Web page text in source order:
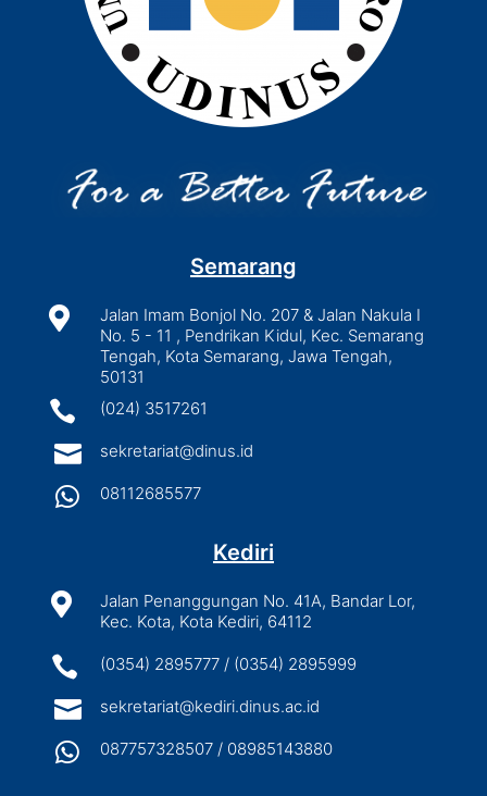
Semarang

Jalan Imam Bonjol No. 207 & Jalan Nakula I
No. 5 - 11 , Pendrikan Kidul, Kec. Semarang
Tengah, Kota Semarang, Jawa Tengah,
50131
 (024) 3517261
 sekretariat@dinus.id
 08112685577
Kediri

Jalan Penanggungan No. 41A, Bandar Lor,
Kec. Kota, Kota Kediri, 64112
 (0354) 2895777 / (0354) 2895999
 sekretariat@kediri.dinus.ac.id
 087757328507 / 08985143880